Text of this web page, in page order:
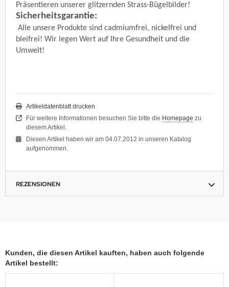
Präsentieren unserer glitzernden Strass-Bügelbilder!
Sicherheitsgarantie:
Alle unsere Produkte sind cadmiumfrei, nickelfrei und
bleifrei! Wir legen Wert auf Ihre Gesundheit und die
Umwelt!
Artikeldatenblatt drucken
Für weitere Informationen besuchen Sie bitte die Homepage zu
diesem Artikel.
Diesen Artikel haben wir am 04.07.2012 in unseren Katalog
aufgenommen.
REZENSIONEN
Kunden, die diesen Artikel kauften, haben auch folgende
Artikel bestellt: